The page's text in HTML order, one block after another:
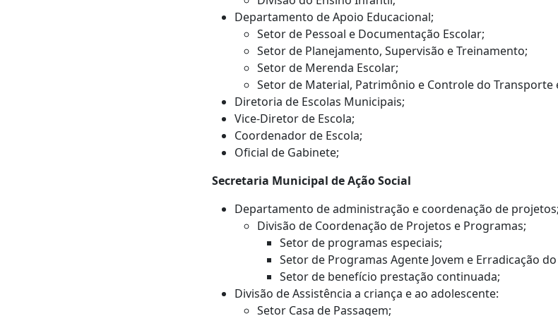
Departamento de Apoio Educacional;
Setor de Pessoal e Documentação Escolar;
Setor de Planejamento, Supervisão e Treinamento;
Setor de Merenda Escolar;
Setor de Material, Patrimônio e Controle do Transporte
Diretoria de Escolas Municipais;
Vice-Diretor de Escola;
Coordenador de Escola;
Oficial de Gabinete;
Secretaria Municipal de Ação Social
Departamento de administração e coordenação de projetos;
Divisão de Coordenação de Projetos e Programas;
Setor de programas especiais;
Setor de Programas Agente Jovem e Erradicação
Setor de benefício prestação continuada;
Divisão de Assistência a criança e ao adolescente:
Setor Casa de Passagem;